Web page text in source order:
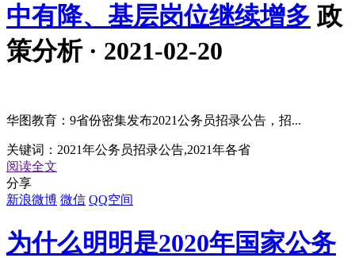
中有降、基层岗位继续增多 政
策分析 · 2021-02-20
华图教育：9省份密集发布2021公务员招录公告，招...
关键词： 2021年公务员招录公告,2021年各省
阅读全文
分享
新浪微博 微信 QQ空间
为什么明明是2020年国家公务